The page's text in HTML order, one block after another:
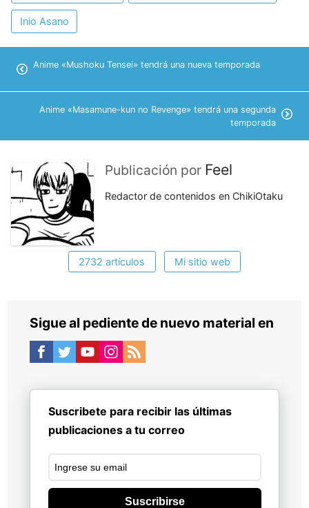
Inio Asano
Anime «Mushoku Tensei» tendrá una nueva temporada
Anime «Masamune-kun no Revenge» tendrá una segunda
temporada
Publicación por Feel
Redactor de contenidos en ChikiOtaku
2732 artículos Mi sitio web
Sigue al pediente de nuevo material en
Suscribete para recibir las últimas
publicaciones a tu correo
Suscribirse